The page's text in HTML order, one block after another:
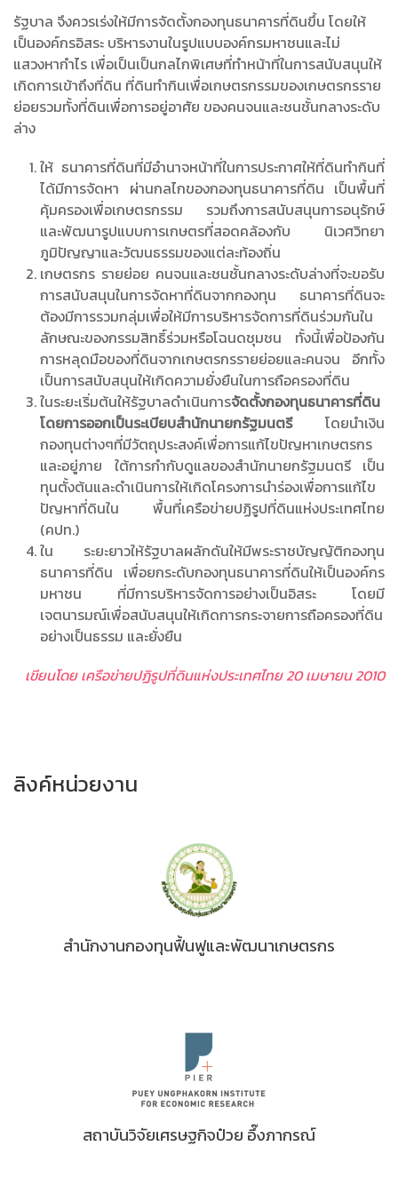
รัฐบาล จึงควรเร่งให้มีการจัดตั้งกองทุนธนาคารที่ดินขึ้น โดยให้
เป็นองค์กรอิสระ บริหารงานในรูปแบบองค์กรมหาชนและไม่
แสวงหากำไร เพื่อเป็นเป็นกลไกพิเศษที่ทำหน้าที่ในการสนับสนุนให้
เกิดการเข้าถึงที่ดิน ที่ดินทำกินเพื่อเกษตรกรรมของเกษตรกรราย
ย่อยรวมทั้งที่ดินเพื่อการอยู่อาศัย ของคนจนและชนชั้นกลางระดับ
ล่าง
ให้ ธนาคารที่ดินที่มีอำนาจหน้าที่ในการประกาศให้ที่ดินทำกินที่
ได้มีการจัดหา ผ่านกลไกของกองทุนธนาคารที่ดิน เป็นพื้นที่
คุ้มครองเพื่อเกษตรกรรม รวมถึงการสนับสนุนการอนุรักษ์
และพัฒนารูปแบบการเกษตรที่สอดคล้องกับ นิเวศวิทยา
ภูมิปัญญาและวัฒนธรรมของแต่ละท้องถิ่น
เกษตรกร รายย่อย คนจนและชนชั้นกลางระดับล่างที่จะขอรับ
การสนับสนุนในการจัดหาที่ดินจากกองทุน ธนาคารที่ดินจะ
ต้องมีการรวมกลุ่มเพื่อให้มีการบริหารจัดการที่ดินร่วมกันใน
ลักษณะของกรรมสิทธิ์ร่วมหรือโฉนดชุมชน ทั้งนี้เพื่อป้องกัน
การหลุดมือของที่ดินจากเกษตรกรรายย่อยและคนจน อีกทั้ง
เป็นการสนับสนุนให้เกิดความยั่งยืนในการถือครองที่ดิน
ในระยะเริ่มต้นให้รัฐบาลดำเนินการจัดตั้งกองทุนธนาคารที่ดิน
โดยการออกเป็นระเบียบสำนักนายกรัฐมนตรีโดยนำเงิน
กองทุนต่างๆที่มีวัตถุประสงค์เพื่อการแก้ไขปัญหาเกษตรกร
และอยู่ภาย ใต้การกำกับดูแลของสำนักนายกรัฐมนตรี เป็น
ทุนตั้งต้นและดำเนินการให้เกิดโครงการนำร่องเพื่อการแก้ไข
ปัญหาที่ดินใน พื้นที่เครือข่ายปฏิรูปที่ดินแห่งประเทศไทย
(คปท.)
ใน ระยะยาวให้รัฐบาลผลักดันให้มีพระราชบัญญัติกองทุน
ธนาคารที่ดิน เพื่อยกระดับกองทุนธนาคารที่ดินให้เป็นองค์กร
มหาชน ที่มีการบริหารจัดการอย่างเป็นอิสระ โดยมี
เจตนารมณ์เพื่อสนับสนุนให้เกิดการกระจายการถือครองที่ดิน
อย่างเป็นธรรม และยั่งยืน
เขียนโดย เครือข่ายปฏิรูปที่ดินแห่งประเทศไทย20เมษายน2010
ลิงค์หน่วยงาน
สำนักงานกองทุนฟื้นฟูและพัฒนาเกษตรกร
สถาบันวิจัยเศรษฐกิจป๋วย อึ๊งภากรณ์